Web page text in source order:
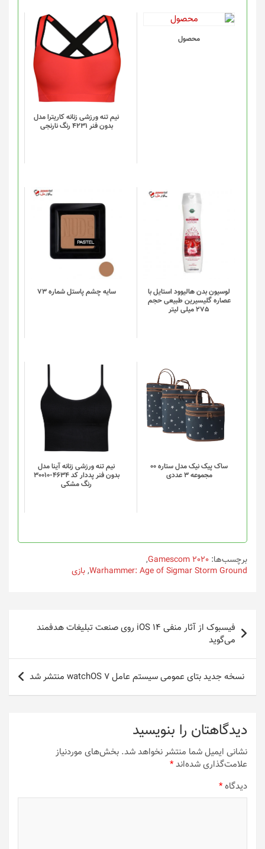
محصول
شوند
محصول
نیم تنه ورزشی زنانه کاریترا مدل
بدون فنر 4231 رنگ نارنجی
این
محصول
دارای
باشد.
گزینه
ها
محصول
انتخاب
شوند
لوسیون بدن هالیوود استایل با
عصاره گلیسیرین طبیعی حجم
275 میلی لیتر
سایه چشم پاستل شماره 73
ساک پیک نیک مدل ستاره 00
مجموعه 3 عددی
این
محصول
دارای
انواع
مختلفی
گزینه
ها
محصول
شوند
نیم تنه ورزشی زنانه آینا مدل
بدون فنر پددار کد 4634-30010
رنگ مشکی
محصول
دارای
باشد.
گزینه
ها
ممکن
محصول
برچسب‌ها: Gamescom 2020
,
Warhammer: Age of Sigmar Storm Ground
,بازی
راهبری
نوشته
فیسبوک از آثار منفی iOS 14 روی صنعت تبلیغات هدفمند
می‌گوید
نسخه‌‌ جدید بتای عمومی سیستم عامل watchOS 7 منتشر شد
دیدگاهتان را بنویسید
نشانی ایمیل شما منتشر نخواهد شد. بخش‌های موردنیاز
علامت‌گذاری شده‌اند*
دیدگاه*